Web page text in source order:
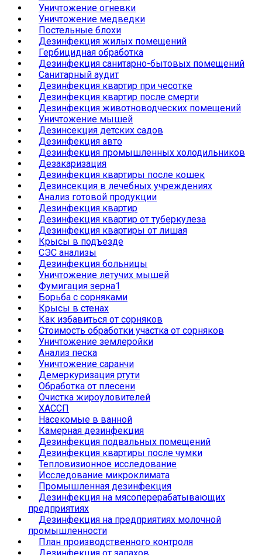
Уничтожение огневки
Уничтожение медведки
Постельные блохи
Дезинфекция жилых помещений
Гербицидная обработка
Дезинфекция санитарно-бытовых помещений
Санитарный аудит
Дезинфекция квартир при чесотке
Дезинфекция квартир после смерти
Дезинфекция животноводческих помещений
Уничтожение мышей
Дезинсекция детских садов
Дезинфекция авто
Дезинфекция промышленных холодильников
Дезакаризация
Дезинфекция квартиры после кошек
Дезинсекция в лечебных учреждениях
Анализ готовой продукции
Дезинфекция квартир
Дезинфекция квартир от туберкулеза
Дезинфекция квартиры от лишая
Крысы в подъезде
СЭС анализы
Дезинфекция больницы
Уничтожение летучих мышей
Фумигация зерна1
Борьба с сорняками
Крысы в стенах
Как избавиться от сорняков
Стоимость обработки участка от сорняков
Уничтожение землеройки
Анализ песка
Уничтожение саранчи
Демеркуризация ртути
Обработка от плесени
Очистка жироуловителей
ХАССП
Насекомые в ванной
Камерная дезинфекция
Дезинфекция подвальных помещений
Дезинфекция квартиры после чумки
Тепловизионное исследование
Исследование микроклимата
Промышленная дезинфекция
Дезинфекция на мясоперерабатывающих
предприятиях
Дезинфекция на предприятиях молочной
промышленности
План производственного контроля